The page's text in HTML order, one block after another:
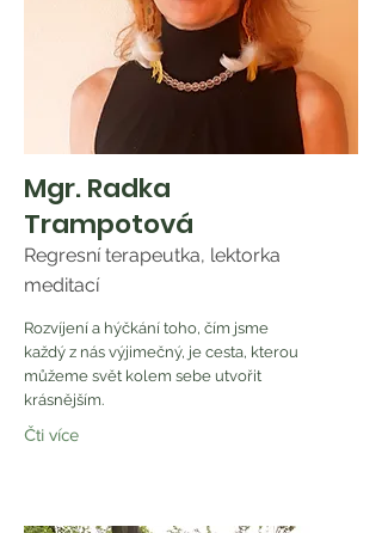
Mgr. Radka
Trampotová
Regresní terapeutka, lektorka
meditací
Rozvíjení a hýčkání toho, čím jsme
každý z nás výjimečný, je cesta, kterou
můžeme svět kolem sebe utvořit
krásnějším.
Čti více